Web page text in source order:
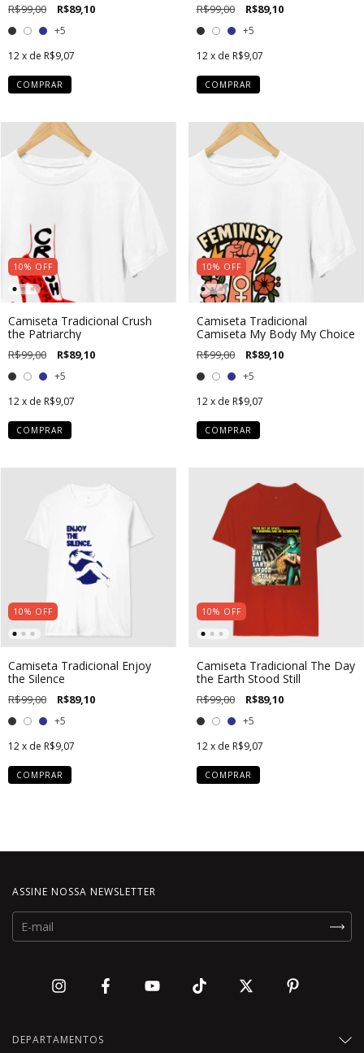
R$99,00 R$89,10
+5
12x de R$9,07
COMPRAR
R$99,00 R$89,10
+5
12 x de R$9,07
COMPRAR
10% OFF
Camiseta Tradicional Crush
the Patriarchy
R$99,00 R$89,10
+5
12x de R$9,07
COMPRAR
10% OFF
Camiseta Tradicional
Camiseta My Body My Choice
R$99,00 R$89,10
+5
12 x de R$9,07
COMPRAR
10% OFF
Camiseta Tradicional Enjoy
the Silence
R$99,00 R$89,10
+5
12x de R$9,07
COMPRAR
10% OFF
Camiseta Tradicional The Day
the Earth Stood Still
R$99,00 R$89,10
+5
12 x de R$9,07
COMPRAR
ASSINE NOSSA NEWSLETTER
DEPARTAMENTOS